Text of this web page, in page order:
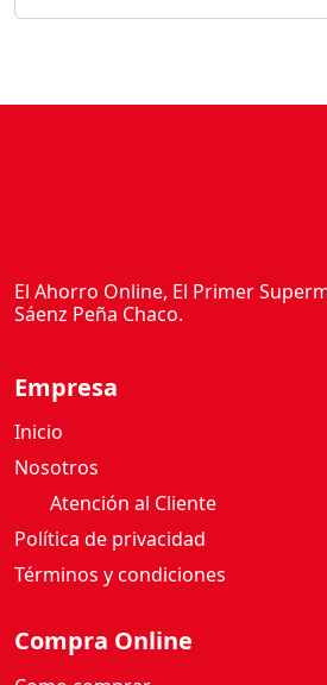
El Ahorro Online, El Primer
Sáenz Peña Chaco.
Empresa
Inicio
Nosotros
Atención al Cliente
Política de privacidad
Términos y condiciones
Compra Online